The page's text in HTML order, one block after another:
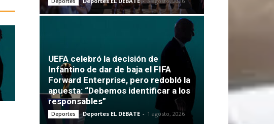
UEFA celebró la decisión de
Infantino de dar de baja el FIFA
Forward Enterprise, pero redobló la
apuesta: “Debemos identificar a los
responsables”
Deportes Deportes EL DEBATE - 1 agosto, 2026